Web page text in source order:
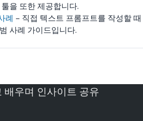
을 또한 제공합니다.
례 – 직접 텍스트 프롬프트를 작성할 때
사례 가이드입니다.
배우며 인사이트 공유